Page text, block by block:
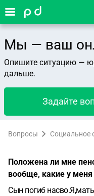
Мы — ваш
Опишите ситуацию —
дальше.
Задайте
Вопросы Социальное
Положена ли мне
вообще, какие у меня
Сын погиб